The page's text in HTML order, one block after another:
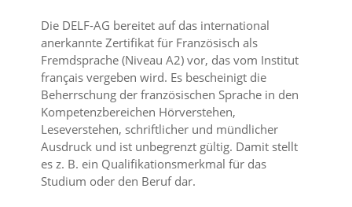
Die DELF-AG bereitet auf das international
anerkannte Zertifikat für Französisch als
Fremdsprache (Niveau A2) vor, das vom Institut
français vergeben wird. Es bescheinigt die
Beherrschung der französischen Sprache in den
Kompetenzbereichen Hörverstehen,
Leseverstehen, schriftlicher und mündlicher
Ausdruck und ist unbegrenzt gültig. Damit stellt
es z. B. ein Qualifikationsmerkmal für das
Studium oder den Beruf dar.